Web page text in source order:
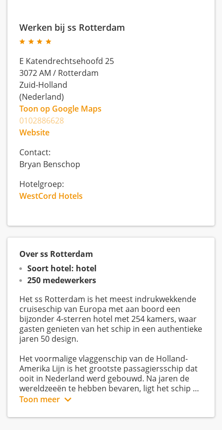
Werken bij ss Rotterdam
E Katendrechtsehoofd 25
3072 AM / Rotterdam
Zuid-Holland
(Nederland)
Toon op Google Maps
0102886628
Website
Contact:
Bryan Benschop
Hotelgroep:
WestCord Hotels
Over ss Rotterdam
Soort hotel: hotel
250 medewerkers
Het ss Rotterdam is het meest indrukwekkende
cruiseschip van Europa met aan boord een
bijzonder 4-sterren hotel met 254 kamers, waar
gasten genieten van het schip in een authentieke
jaren 50 design.
Het voormalige vlaggenschip van de Holland-
Amerika Lijn is het grootste passagiersschip dat
ooit in Nederland werd gebouwd. Na jaren de
wereldzeeën te hebben bevaren, ligt het schip nu
permanent in Rotterdam. Het ss Rotterdam
unieke locatie met eindeloze mogelijkheden waar
Toon meer